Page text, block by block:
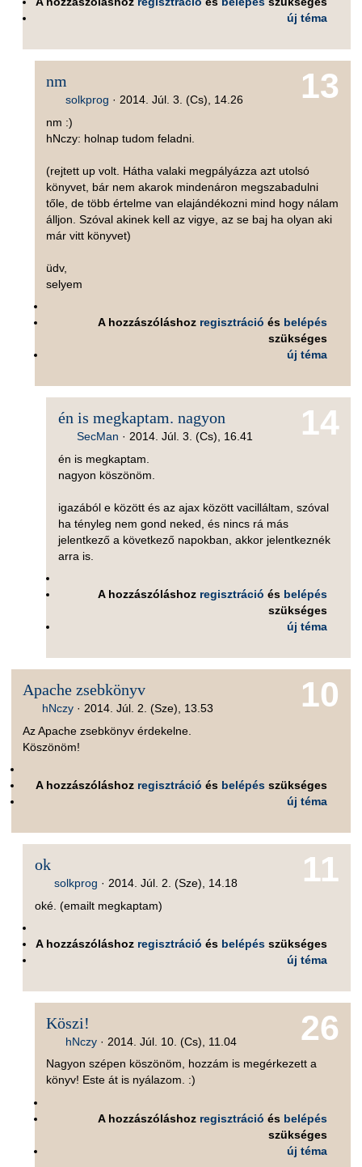
új téma
13
nm
solkprog · 2014. Júl. 3. (Cs), 14.26
nm :)
hNczy: holnap tudom feladni.
(rejtett up volt. Hátha valaki megpályázza azt utolsó
könyvet, bár nem akarok mindenáron megszabadulni
tőle, de több értelme van elajándékozni mind hogy nálam
álljon. Szóval akinek kell az vigye, az se baj ha olyan aki
már vitt könyvet)
üdv,
selyem
A hozzászóláshoz regisztráció és belépés
szükséges
új téma
14
én is megkaptam. nagyon
SecMan ·2014. Júl. 3. (Cs), 16.41
én is megkaptam.
nagyon köszönöm.
igazából e között és az ajax között vacilláltam, szóval
ha tényleg nem gond neked, és nincs rá más
jelentkező a következő napokban, akkor jelentkeznék
arra is.
A hozzászóláshoz regisztráció és belépés
szükséges
új téma
10
Apache zsebkönyv
hNczy ·2014. Júl. 2. (Sze), 13.53
Az Apache zsebkönyv érdekelne.
Köszönöm!
A hozzászóláshoz regisztráció és belépés szükséges
új téma
11
ok
solkprog · 2014. Júl. 2. (Sze), 14.18
oké. (emailt megkaptam)
A hozzászóláshoz regisztráció és belépés szükséges
új téma
26
Köszi!
hNczy· 2014. Júl. 10. (Cs), 11.04
Nagyon szépen köszönöm, hozzám is megérkezett a
könyv! Este át is nyálazom. :)
A hozzászóláshoz regisztráció és belépés
szükséges
új téma